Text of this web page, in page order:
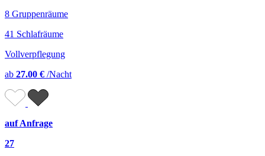
8 Gruppenräume
41 Schlafräume
Vollverpflegung
ab 27.00 € /Nacht
auf Anfrage
27